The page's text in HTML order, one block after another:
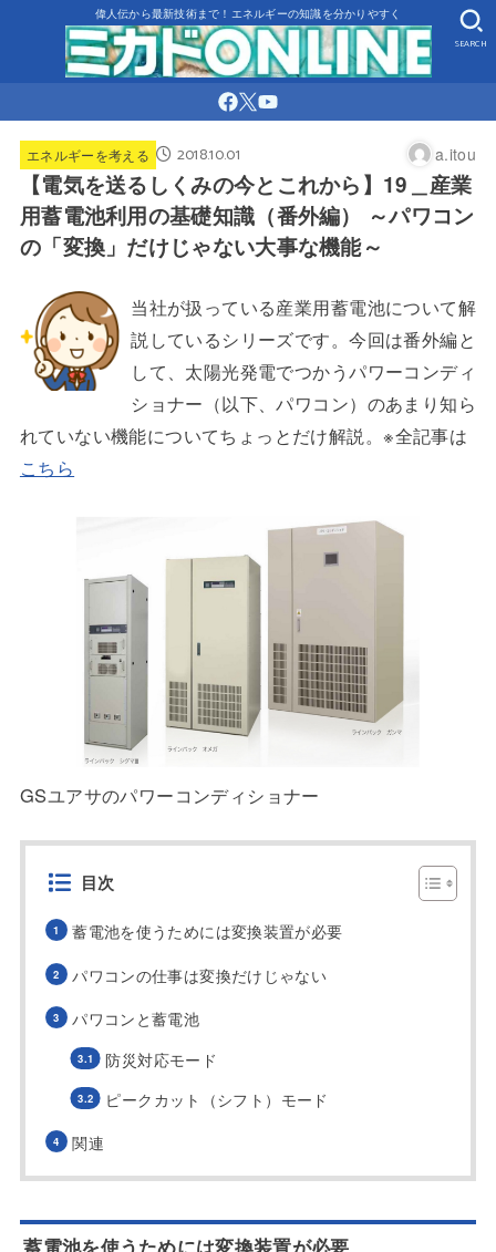
偉人伝から最新技術まで！エネルギーの知識を分かりやすく
SEARCH
エネルギーを考える 2018.10.01 a.itou
【電気を送るしくみの今とこれから】19＿産業
用蓄電池利用の基礎知識（番外編） ～パワコン
の「変換」だけじゃない大事な機能～
当社が扱っている産業用蓄電池について解
説しているシリーズです。今回は番外編と
して、太陽光発電でつかうパワーコンディ
ショナー（以下、パワコン）のあまり知ら
れていない機能についてちょっとだけ解説。※全記事は
こちら
GSユアサのパワーコンディショナー
目次
蓄電池を使うためには変換装置が必要
パワコンの仕事は変換だけじゃない
パワコンと蓄電池
防災対応モード
ピークカット（シフト）モード
関連